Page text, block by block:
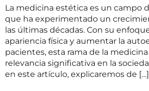
La medicina estética es un campo
que ha experimentado un
las últimas décadas. Con su
apariencia física y aumentar la
pacientes, esta rama de la
relevancia significativa en la
en este artículo, explicaremos de […]